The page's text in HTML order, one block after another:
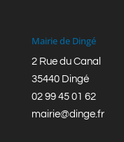
Mairie de Dingé
2 Rue du Canal
35440 Dingé
02 99 45 01 62
mairie@dinge.fr